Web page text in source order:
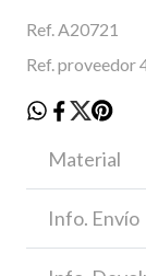
Ref. A20721
Ref. proveedor
Material
Info. Envío